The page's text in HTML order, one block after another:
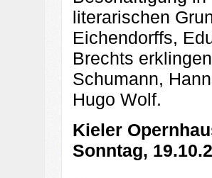
literarischen
Eichendorffs,
Brechts
Schumann,
Hugo Wolf.
Kieler
Sonntag,